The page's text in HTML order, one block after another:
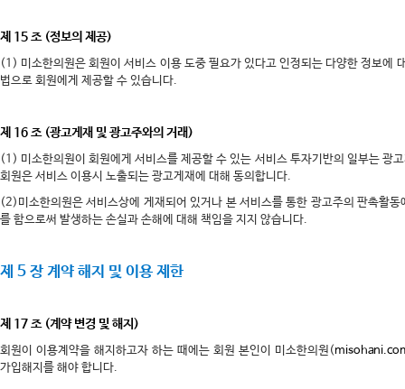
제 15 조 (정보의 제공)
(1) 미소한의원은 회원이 서비스 이용 도중 필요가 있다고 인정되는 다양한 정보에
법으로 회원에게 제공할 수 있습니다.
제 16 조 (광고게재 및 광고주와의 거래)
(1) 미소한의원이 회원에게 서비스를 제공할 수 있는 서비스 투자기반의 일부는 광
회원은 서비스 이용시 노출되는 광고게재에 대해 동의합니다.
(2)미소한의원은 서비스상에 게재되어 있거나 본 서비스를 통한 광고주의 판촉활
를 함으로써 발생하는 손실과 손해에 대해 책임을 지지 않습니다.
제 5 장 계약 해지 및 이용 제한
제 17 조 (계약 변경 및 해지)
회원이 이용계약을 해지하고자 하는 때에는 회원 본인이 미소한의원(
가입해지를 해야 합니다.